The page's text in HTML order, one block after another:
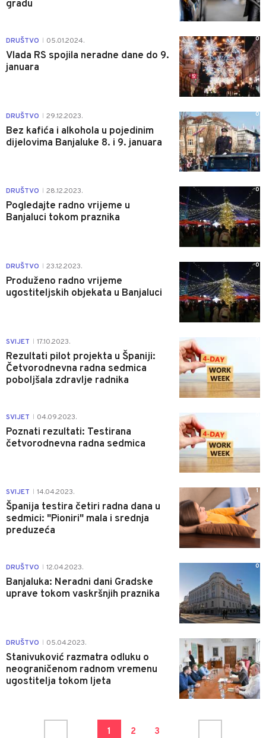
gradu
DRUŠTVO 05.01.2024.
Vlada RS spojila neradne dane do 9.
januara
0
DRUŠTVO 29.12.2023.
Bez kafića i alkohola u pojedinim
dijelovima Banjaluke 8. i 9. januara
0
DRUŠTVO 28.12.2023.
Pogledajte radno vrijeme u
Banjaluci tokom praznika
0
DRUŠTVO 23.12.2023.
Produženo radno vrijeme
ugostiteljskih objekata u Banjaluci
0
SVIJET 17.10.2023.
Rezultati pilot projekta u Španiji:
Četvorodnevna radna sedmica
poboljšala zdravlje radnika
SVIJET 04.09.2023.
Poznati rezultati: Testirana
četvorodnevna radna sedmica
SVIJET 14.04.2023.
Španija testira četiri radna dana u
sedmici: "Pioniri" mala i srednja
preduzeća
1
DRUŠTVO 12.04.2023.
Banjaluka: Neradni dani Gradske
uprave tokom vaskršnjih praznika
0
DRUŠTVO 05.04.2023.
Stanivuković razmatra odluku o
neograničenom radnom vremenu
ugostitelja tokom ljeta
0
1 2 3